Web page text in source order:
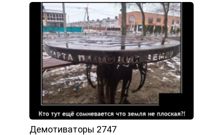
Демотиваторы 2747